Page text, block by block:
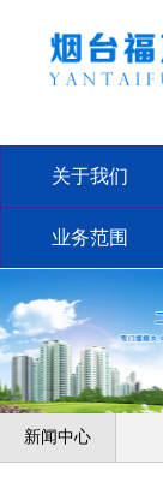
关于我们
业务范围
新闻中心